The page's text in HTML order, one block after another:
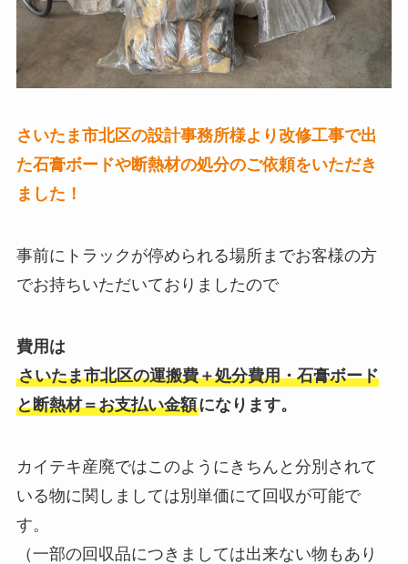
さいたま市北区の設計事務所様より改修工事で出
た石膏ボードや断熱材の処分のご依頼をいただき
ました！
事前にトラックが停められる場所までお客様の方
でお持ちいただいておりましたので
費用は
さいたま市北区の運搬費＋処分費用・石膏ボード
と断熱材＝お支払い金額になります。
カイテキ産廃ではこのようにきちんと分別されて
いる物に関しましては別単価にて回収が可能で
す。
（一部の回収品につきましては出来ない物もあり